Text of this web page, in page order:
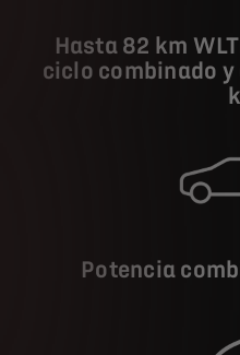
Hasta 82 km
ciclo combinado
Potencia